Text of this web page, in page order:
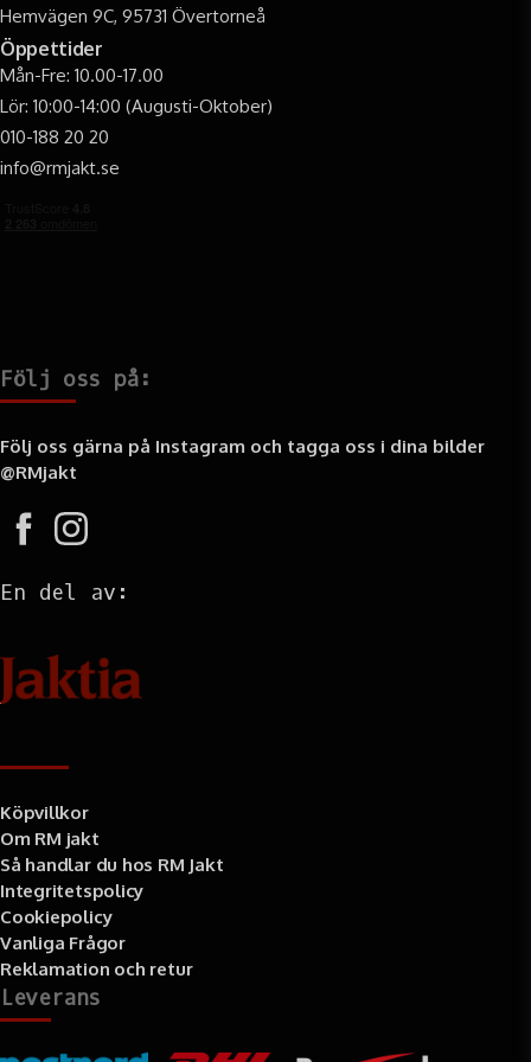
Hemvägen 9C, 95731 Övertorneå
Öppettider
Mån-Fre: 10.00-17.00
Lör: 10:00-14:00 (Augusti-Oktober)
010-188 20 20
info@rmjakt.se
Följ oss på:
Följ oss gärna på Instagram och tagga oss i dina bilder
@RMjakt
En del av:
Köpvillkor
Om RM jakt
Så handlar du hos RM Jakt
Integritetspolicy
Cookiepolicy
Vanliga Frågor
Reklamation och retur
Leverans